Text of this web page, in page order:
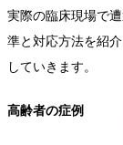
実際の臨床現場で
準と対応方法を紹
していきます。
高齢者の症例